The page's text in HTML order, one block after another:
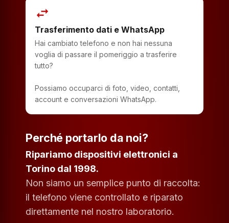
swap_horiz
Trasferimento dati e WhatsApp
Hai cambiato telefono e non hai nessuna
voglia di passare il pomeriggio a trasferire
tutto?
Possiamo occuparci di foto, video, contatti,
account e conversazioni WhatsApp.
Perché portarlo da noi?
Ripariamo dispositivi elettronici a
Torino dal 1998.
Non siamo un semplice punto di raccolta:
il telefono viene controllato e riparato
direttamente nel nostro laboratorio.